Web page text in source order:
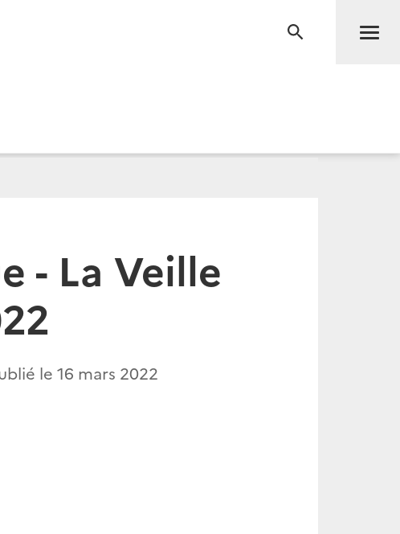
RECHERCHE
- La Veille
le 16 mars 2022